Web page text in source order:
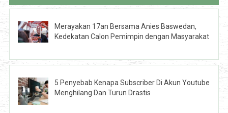
Merayakan 17an Bersama Anies Baswedan,
Kedekatan Calon Pemimpin dengan Masyarakat
5 Penyebab Kenapa Subscriber Di Akun Youtube
Menghilang Dan Turun Drastis